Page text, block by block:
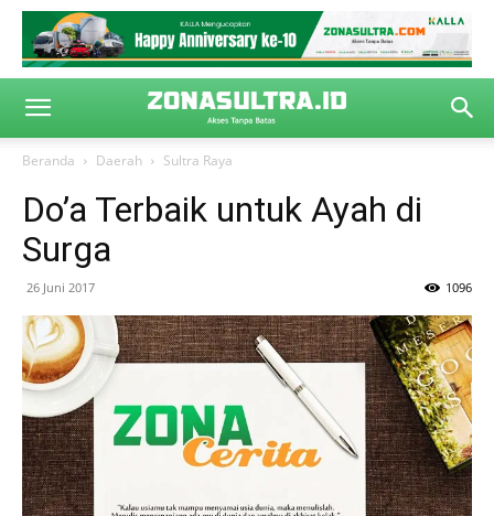
Beranda Daerah Sultra Raya
Do’a Terbaik untuk Ayah di
Surga
26 Juni 2017 1096